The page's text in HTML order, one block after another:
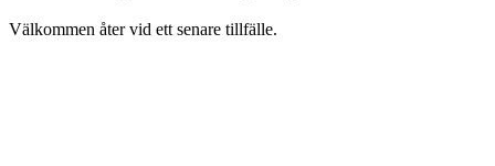
Välkommen åter vid ett senare tillfälle.